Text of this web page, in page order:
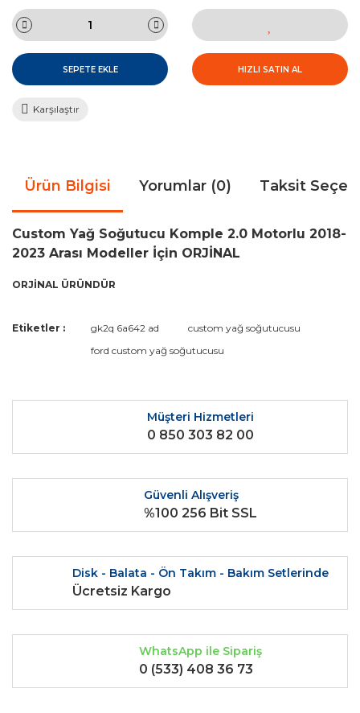
SEPETE EKLE HIZLI SATIN AL
Karşılaştır
Ürün Bilgisi Yorumlar (0) Taksit
Custom Yağ Soğutucu Komple 2.0 Motorlu 2018-
2023 Arası Modeller İçin ORJİNAL
ORJİNAL ÜRÜNDÜR
Bu ürüne ilk yorumu siz yapın!
Yorum Yaz
Bu ürünün fiyat bilgisi, resim, ürün açıklamalarında ve diğer
kullanarak tarafımıza iletebilirsiniz.
Ürün resmi kalitesiz, bozuk veya görüntülenemiyor.
Ürün açıklamasında eksik bilgiler bulunuyor.
Ürün bilgilerinde hatalar bulunuyor.
Ürün fiyatı diğer sitelerden daha pahalı.
Bu ürüne benzer farklı alternatifler olmalı.
Gönder
Etiketler : gk2q 6a642 ad
custom yağ soğutucusu
ford custom yağ soğutucusu
Müşteri Hizmetleri
0 850 303 82 00
Güvenli Alışveriş
%100 256 Bit SSL
Disk - Balata - Ön Takım - Bakım Setlerinde
Ücretsiz Kargo
WhatsApp ile Sipariş
0 (533) 408 36 73